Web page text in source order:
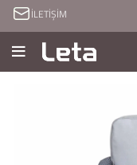
İLETİŞİM